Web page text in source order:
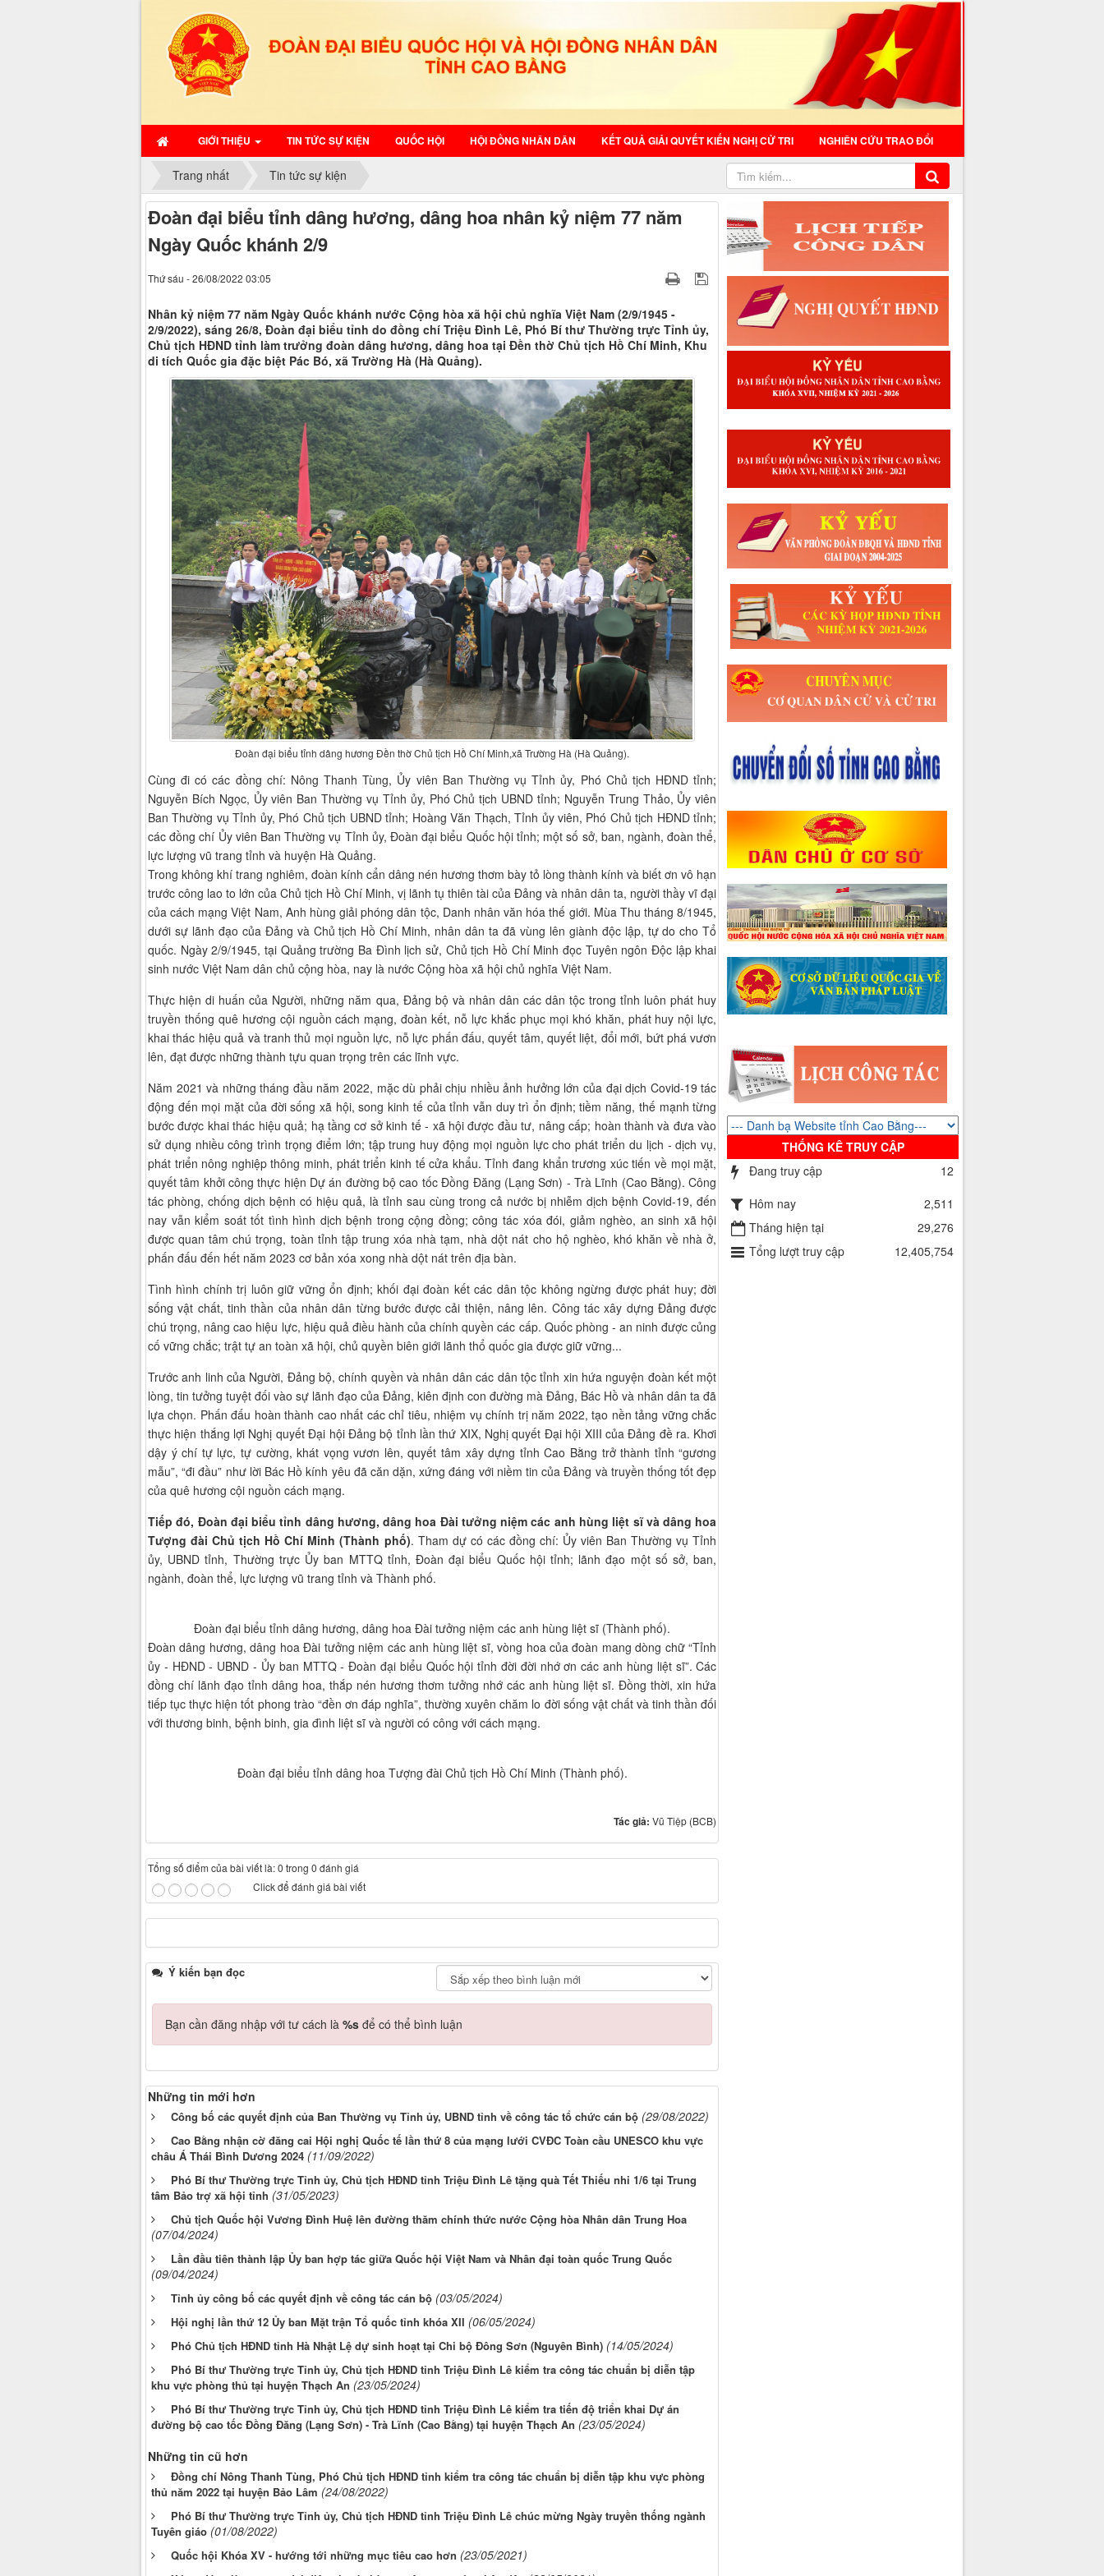
GIỚI THIỆU TIN TỨC SỰ KIỆN QUỐC HỘI HỘI ĐỒNG NHÂN DÂN KẾT QUẢ GIẢI QUYẾT KIẾN NGHỊ CỬ TRI NGHIÊN CỨU TRAO ĐỔI
Trang nhất Tin tức sự kiện
Đoàn đại biểu tỉnh dâng hương, dâng hoa nhân kỷ niệm 77 năm
Ngày Quốc khánh 2/9
Thứ sáu - 26/08/2022 03:05
Nhân kỷ niệm 77 năm Ngày Quốc khánh nước Cộng hòa xã hội chủ nghĩa Việt Nam (2/9/1945 -
2/9/2022), sáng 26/8, Đoàn đại biểu tỉnh do đồng chí Triệu Đình Lê, Phó Bí thư Thường trực Tỉnh ủy,
Chủ tịch HĐND tỉnh làm trưởng đoàn dâng hương, dâng hoa tại Đền thờ Chủ tịch Hồ Chí Minh, Khu
di tích Quốc gia đặc biệt Pác Bó, xã Trường Hà (Hà Quảng).
Đoàn đại biểu tỉnh dâng hương Đền thờ Chủ tịch Hồ Chí Minh,xã Trường Hà (Hà Quảng).
Cùng đi có các đồng chí: Nông Thanh Tùng, Ủy viên Ban Thường vụ Tỉnh ủy, Phó Chủ tịch HĐND tỉnh;
Nguyễn Bích Ngọc, Ủy viên Ban Thường vụ Tỉnh ủy, Phó Chủ tịch UBND tỉnh; Nguyễn Trung Thảo, Ủy viên
Ban Thường vụ Tỉnh ủy, Phó Chủ tịch UBND tỉnh; Hoàng Văn Thạch, Tỉnh ủy viên, Phó Chủ tịch HĐND tỉnh;
các đồng chí Ủy viên Ban Thường vụ Tỉnh ủy, Đoàn đại biểu Quốc hội tỉnh; một số sở, ban, ngành, đoàn thể,
lực lượng vũ trang tỉnh và huyện Hà Quảng.
Trong không khí trang nghiêm, đoàn kính cẩn dâng nén hương thơm bày tỏ lòng thành kính và biết ơn vô hạn
trước công lao to lớn của Chủ tịch Hồ Chí Minh, vị lãnh tụ thiên tài của Đảng và nhân dân ta, người thầy vĩ đại
của cách mạng Việt Nam, Anh hùng giải phóng dân tộc, Danh nhân văn hóa thế giới. Mùa Thu tháng 8/1945,
dưới sự lãnh đạo của Đảng và Chủ tịch Hồ Chí Minh, nhân dân ta đã vùng lên giành độc lập, tự do cho Tổ
quốc. Ngày 2/9/1945, tại Quảng trường Ba Đình lịch sử, Chủ tịch Hồ Chí Minh đọc Tuyên ngôn Độc lập khai
sinh nước Việt Nam dân chủ cộng hòa, nay là nước Cộng hòa xã hội chủ nghĩa Việt Nam.
Thực hiện di huấn của Người, những năm qua, Đảng bộ và nhân dân các dân tộc trong tỉnh luôn phát huy
truyền thống quê hương cội nguồn cách mạng, đoàn kết, nỗ lực khắc phục mọi khó khăn, phát huy nội lực,
khai thác hiệu quả và tranh thủ mọi nguồn lực, nỗ lực phấn đấu, quyết tâm, quyết liệt, đổi mới, bứt phá vươn
lên, đạt được những thành tựu quan trọng trên các lĩnh vực.
Năm 2021 và những tháng đầu năm 2022, mặc dù phải chịu nhiều ảnh hưởng lớn của đại dịch Covid-19 tác
động đến mọi mặt của đời sống xã hội, song kinh tế của tỉnh vẫn duy trì ổn định; tiềm năng, thế mạnh từng
bước được khai thác hiệu quả; hạ tầng cơ sở kinh tế - xã hội được đầu tư, nâng cấp; hoàn thành và đưa vào
sử dụng nhiều công trình trọng điểm lớn; tập trung huy động mọi nguồn lực cho phát triển du lịch - dịch vụ,
phát triển nông nghiệp thông minh, phát triển kinh tế cửa khẩu. Tỉnh đang khẩn trương xúc tiến về mọi mặt,
quyết tâm khởi công thực hiện Dự án đường bộ cao tốc Đồng Đăng (Lạng Sơn) - Trà Lĩnh (Cao Bằng). Công
tác phòng, chống dịch bệnh có hiệu quả, là tỉnh sau cùng trong cả nước bị nhiễm dịch bệnh Covid-19, đến
nay vẫn kiểm soát tốt tình hình dịch bệnh trong cộng đồng; công tác xóa đói, giảm nghèo, an sinh xã hội
được quan tâm chú trọng, toàn tỉnh tập trung xóa nhà tạm, nhà dột nát cho hộ nghèo, khó khăn về nhà ở,
phấn đấu đến hết năm 2023 cơ bản xóa xong nhà dột nát trên địa bàn.
Tình hình chính trị luôn giữ vững ổn định; khối đại đoàn kết các dân tộc không ngừng được phát huy; đời
sống vật chất, tinh thần của nhân dân từng bước được cải thiện, nâng lên. Công tác xây dựng Đảng được
chú trọng, nâng cao hiệu lực, hiệu quả điều hành của chính quyền các cấp. Quốc phòng - an ninh được củng
cố vững chắc; trật tự an toàn xã hội, chủ quyền biên giới lãnh thổ quốc gia được giữ vững...
Trước anh linh của Người, Đảng bộ, chính quyền và nhân dân các dân tộc tỉnh xin hứa nguyện đoàn kết một
lòng, tin tưởng tuyệt đối vào sự lãnh đạo của Đảng, kiên định con đường mà Đảng, Bác Hồ và nhân dân ta đã
lựa chọn. Phấn đấu hoàn thành cao nhất các chỉ tiêu, nhiệm vụ chính trị năm 2022, tạo nền tảng vững chắc
thực hiện thắng lợi Nghị quyết Đại hội Đảng bộ tỉnh lần thứ XIX, Nghị quyết Đại hội XIII của Đảng đề ra. Khơi
dậy ý chí tự lực, tự cường, khát vọng vươn lên, quyết tâm xây dựng tỉnh Cao Bằng trở thành tỉnh “gương
mẫu”, “đi đầu” như lời Bác Hồ kính yêu đã căn dặn, xứng đáng với niềm tin của Đảng và truyền thống tốt đẹp
của quê hương cội nguồn cách mạng.
Tiếp đó, Đoàn đại biểu tỉnh dâng hương, dâng hoa Đài tưởng niệm các anh hùng liệt sĩ và dâng hoa
Tượng đài Chủ tịch Hồ Chí Minh (Thành phố). Tham dự có các đồng chí: Ủy viên Ban Thường vụ Tỉnh
ủy, UBND tỉnh, Thường trực Ủy ban MTTQ tỉnh, Đoàn đại biểu Quốc hội tỉnh; lãnh đạo một số sở, ban,
ngành, đoàn thể, lực lượng vũ trang tỉnh và Thành phố.
Đoàn đại biểu tỉnh dâng hương, dâng hoa Đài tưởng niệm các anh hùng liệt sĩ (Thành phố).
Đoàn dâng hương, dâng hoa Đài tưởng niệm các anh hùng liệt sĩ, vòng hoa của đoàn mang dòng chữ “Tỉnh
ủy - HĐND - UBND - Ủy ban MTTQ - Đoàn đại biểu Quốc hội tỉnh đời đời nhớ ơn các anh hùng liệt sĩ”. Các
đồng chí lãnh đạo tỉnh dâng hoa, thắp nén hương thơm tưởng nhớ các anh hùng liệt sĩ. Đồng thời, xin hứa
tiếp tục thực hiện tốt phong trào “đền ơn đáp nghĩa”, thường xuyên chăm lo đời sống vật chất và tinh thần đối
với thương binh, bệnh binh, gia đình liệt sĩ và người có công với cách mạng.
Đoàn đại biểu tỉnh dâng hoa Tượng đài Chủ tịch Hồ Chí Minh (Thành phố).
Tác giả:Vũ Tiệp (BCB)
Tổng số điểm của bài viết là: 0 trong 0 đánh giá
Click để đánh giá bài viết
Ý kiến bạn đọc
Bạn cần đăng nhập với tư cách là %s để có thể bình luận
Những tin mới hơn
Công bố các quyết định của Ban Thường vụ Tỉnh ủy, UBND tỉnh về công tác tổ chức cán bộ (29/08/2022)
Cao Bằng nhận cờ đăng cai Hội nghị Quốc tế lần thứ 8 của mạng lưới CVĐC Toàn cầu UNESCO khu vực
châu Á Thái Bình Dương 2024 (11/09/2022)
Phó Bí thư Thường trực Tỉnh ủy, Chủ tịch HĐND tỉnh Triệu Đình Lê tặng quà Tết Thiếu nhi 1/6 tại Trung
tâm Bảo trợ xã hội tỉnh (31/05/2023)
Chủ tịch Quốc hội Vương Đình Huệ lên đường thăm chính thức nước Cộng hòa Nhân dân Trung Hoa
(07/04/2024)
Lần đầu tiên thành lập Ủy ban hợp tác giữa Quốc hội Việt Nam và Nhân đại toàn quốc Trung Quốc
(09/04/2024)
Tỉnh ủy công bố các quyết định về công tác cán bộ (03/05/2024)
Hội nghị lần thứ 12 Ủy ban Mặt trận Tổ quốc tỉnh khóa XII (06/05/2024)
Phó Chủ tịch HĐND tỉnh Hà Nhật Lệ dự sinh hoạt tại Chi bộ Đông Sơn (Nguyên Bình) (14/05/2024)
Phó Bí thư Thường trực Tỉnh ủy, Chủ tịch HĐND tỉnh Triệu Đình Lê kiểm tra công tác chuẩn bị diễn tập
khu vực phòng thủ tại huyện Thạch An (23/05/2024)
Phó Bí thư Thường trực Tỉnh ủy, Chủ tịch HĐND tỉnh Triệu Đình Lê kiểm tra tiến độ triển khai Dự án
đường bộ cao tốc Đồng Đăng (Lạng Sơn) - Trà Lĩnh (Cao Bằng) tại huyện Thạch An (23/05/2024)
Những tin cũ hơn
Đồng chí Nông Thanh Tùng, Phó Chủ tịch HĐND tỉnh kiểm tra công tác chuẩn bị diễn tập khu vực phòng
thủ năm 2022 tại huyện Bảo Lâm (24/08/2022)
Phó Bí thư Thường trực Tỉnh ủy, Chủ tịch HĐND tỉnh Triệu Đình Lê chúc mừng Ngày truyền thống ngành
Tuyên giáo (01/08/2022)
Quốc hội Khóa XV - hướng tới những mục tiêu cao hơn (23/05/2021)
THỐNG KÊ TRUY CẬP
Đang truy cập
12
Hôm nay
2,511
Tháng hiện tại
29,276
Tổng lượt truy cập
12,405,754